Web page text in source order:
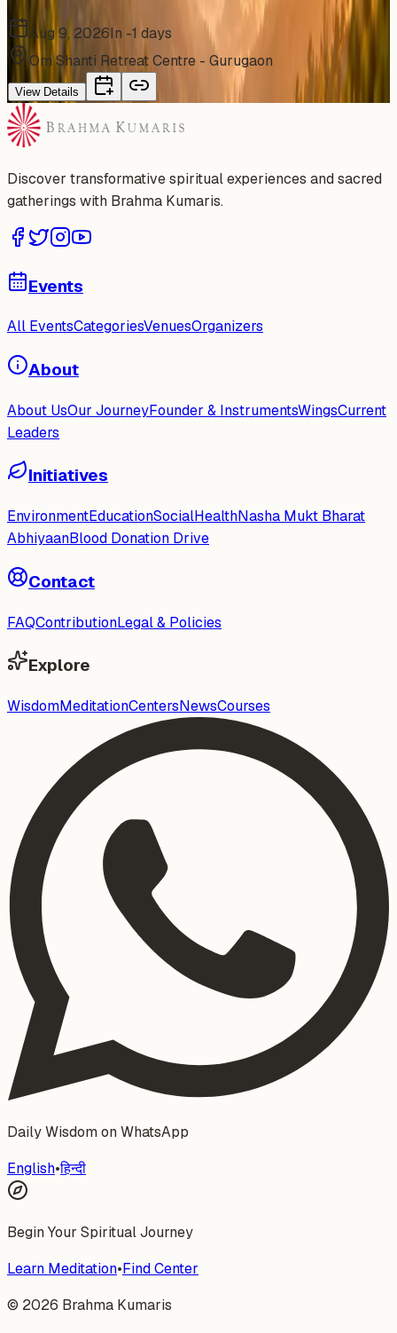
Aug 9, 2026In -1 days
Om Shanti Retreat Centre - Gurugaon
View Details
Discover transformative spiritual experiences and sacred
gatherings with Brahma Kumaris.
Events
All EventsCategoriesVenuesOrganizers
About
About UsOur JourneyFounder & InstrumentsWingsCurrent
Leaders
Initiatives
EnvironmentEducationSocialHealthNasha Mukt Bharat
AbhiyaanBlood Donation Drive
Contact
FAQContributionLegal & Policies
Explore
WisdomMeditationCentersNewsCourses
Daily Wisdom on WhatsApp
English•हिन्दी
Begin Your Spiritual Journey
Learn Meditation•Find Center
© 2026 Brahma Kumaris